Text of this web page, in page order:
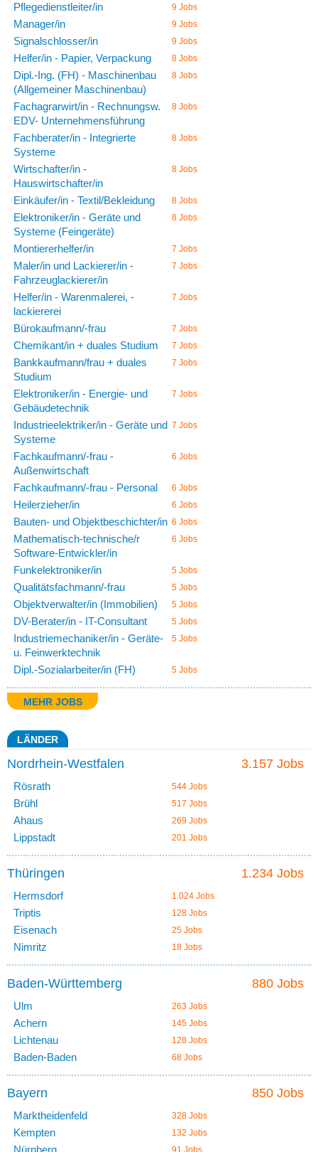
Pflegedienstleiter/in 9 Jobs
Manager/in 9 Jobs
Signalschlosser/in 9 Jobs
Helfer/in - Papier, Verpackung 8 Jobs
Dipl.-Ing. (FH) - Maschinenbau
(Allgemeiner Maschinenbau)
8 Jobs
Fachagrarwirt/in - Rechnungsw.
EDV- Unternehmensführung
8 Jobs
Fachberater/in - Integrierte
Systeme
8 Jobs
Wirtschafter/in -
Hauswirtschafter/in
8 Jobs
Einkäufer/in - Textil/Bekleidung 8 Jobs
Elektroniker/in - Geräte und
Systeme (Feingeräte)
8 Jobs
Montiererhelfer/in 7 Jobs
Maler/in und Lackierer/in -
Fahrzeuglackierer/in
7 Jobs
Helfer/in - Warenmalerei, -
lackiererei
7 Jobs
Bürokaufmann/-frau 7 Jobs
Chemikant/in + duales Studium 7 Jobs
Bankkaufmann/frau + duales
Studium
7 Jobs
Elektroniker/in - Energie- und
Gebäudetechnik
7 Jobs
Industrieelektriker/in - Geräte und
Systeme
7 Jobs
Fachkaufmann/-frau -
Außenwirtschaft
6 Jobs
Fachkaufmann/-frau - Personal 6 Jobs
Heilerzieher/in 6 Jobs
Bauten- und Objektbeschichter/in 6 Jobs
Mathematisch-technische/r
Software-Entwickler/in
6 Jobs
Funkelektroniker/in 5 Jobs
Qualitätsfachmann/-frau 5 Jobs
Objektverwalter/in (Immobilien) 5 Jobs
DV-Berater/in - IT-Consultant 5 Jobs
Industriemechaniker/in - Geräte-
u. Feinwerktechnik
5 Jobs
Dipl.-Sozialarbeiter/in (FH) 5 Jobs
MEHR JOBS
LÄNDER
3.157 Jobs
Nordrhein-Westfalen
Rösrath 544 Jobs
Brühl 517 Jobs
Ahaus 269 Jobs
Lippstadt 201 Jobs
1.234 Jobs
Thüringen
Hermsdorf 1.024 Jobs
Triptis 128 Jobs
Eisenach 25 Jobs
Nimritz 18 Jobs
880 Jobs
Baden-Württemberg
Ulm 263 Jobs
Achern 145 Jobs
Lichtenau 128 Jobs
Baden-Baden 68 Jobs
850 Jobs
Bayern
Marktheidenfeld 328 Jobs
Kempten 132 Jobs
Nürnberg 91 Jobs